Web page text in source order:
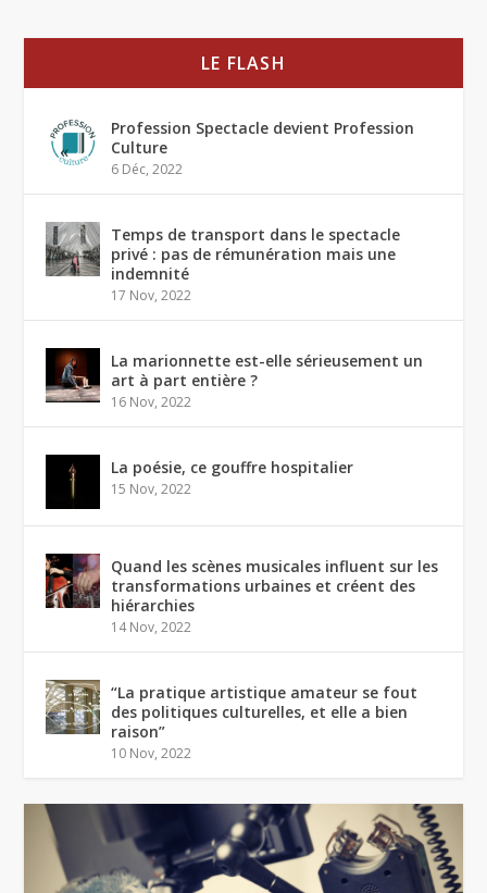
LE FLASH
Profession Spectacle devient Profession
Culture
6 Déc, 2022
Temps de transport dans le spectacle
privé : pas de rémunération mais une
indemnité
17 Nov, 2022
La marionnette est-elle sérieusement un
art à part entière ?
16 Nov, 2022
La poésie, ce gouffre hospitalier
15 Nov, 2022
Quand les scènes musicales influent sur les
transformations urbaines et créent des
hiérarchies
14 Nov, 2022
“La pratique artistique amateur se fout
des politiques culturelles, et elle a bien
raison”
10 Nov, 2022